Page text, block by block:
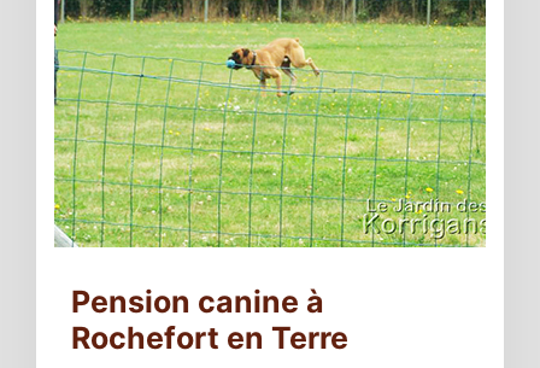
Pension canine à
Rochefort en Terre